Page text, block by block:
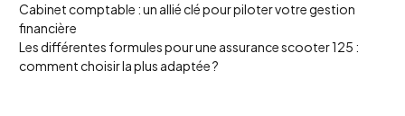
Cabinet comptable : un allié clé pour piloter votre gestion
financière
Les différentes formules pour une assurance scooter 125 :
comment choisir la plus adaptée ?